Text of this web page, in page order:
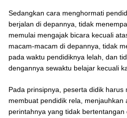
Sedangkan cara menghormati
berjalan di depannya, tidak
memulai mengajak bicara kecuali
macam-macam di depannya, tidak
pada waktu pendidiknya lelah, dan
dengannya sewaktu belajar kecuali
Pada prinsipnya, peserta didik harus
membuat pendidik rela, menjauhkan
perintahnya yang tidak bertentangan